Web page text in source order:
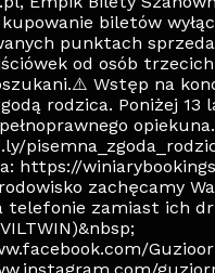
biletów
punktach
od osób
Wstęp na
rodzica. Poniżej 13
https://
zachęcamy
telefonie zamiast ich
Guzioor